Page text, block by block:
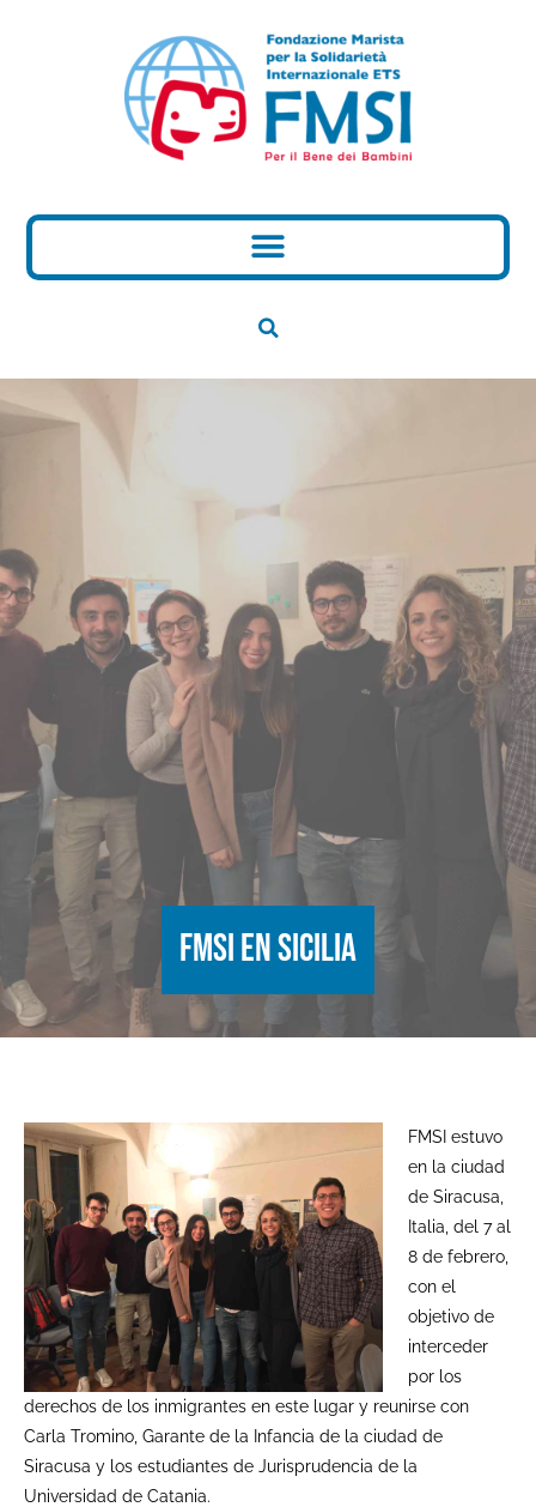
FMSI en Sicilia
FMSI estuvo
en la ciudad
de Siracusa,
Italia, del 7 al
8 de febrero,
con el
objetivo de
interceder
por los
derechos de los inmigrantes en este lugar y reunirse con
Carla Tromino, Garante de la Infancia de la ciudad de
Siracusa y los estudiantes de Jurisprudencia de la
Universidad de Catania.